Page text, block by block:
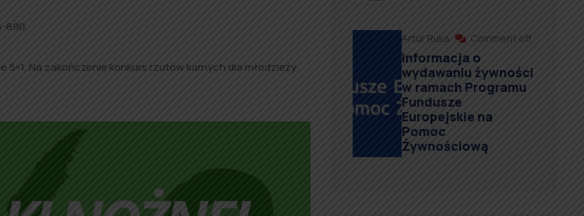
890.
Na zakończenie konkurs rzutów karnych dla młodzieży
Artur Ruka Comment off
Informacja o
wydawaniu żywności
w ramach Programu
Fundusze
Europejskie na
Pomoc
Żywnościową